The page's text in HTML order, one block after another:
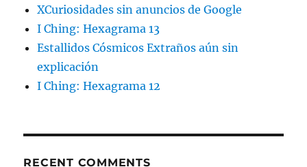
XCuriosidades sin anuncios de Google
I Ching: Hexagrama 13
Estallidos Cósmicos Extraños aún sin
explicación
I Ching: Hexagrama 12
RECENT COMMENTS